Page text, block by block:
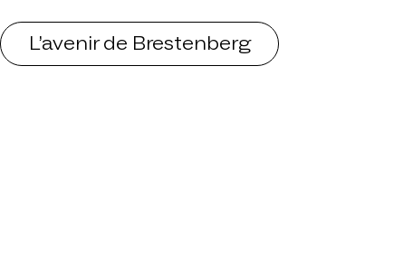
L’avenir de Brestenberg